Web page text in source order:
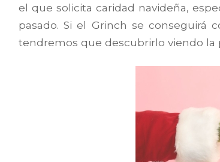
el que solicita caridad navideña,
pasado. Si el Grinch se conseguirá
tendremos que descubrirlo viendo la